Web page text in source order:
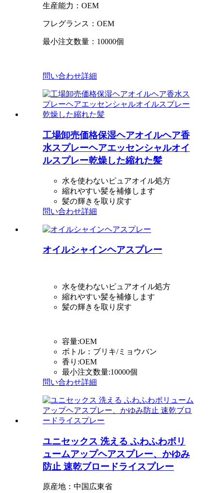
生産能力：OEM
フレグランス：OEM
最小注文数量：10000個
問い合わせ詳細
工場卸売価格保湿ヘアオイルヘア香
水スプレーヘアエッセンシャルオイ
ルスプレー乾燥した縮れた髪
水を使わないピュアオイル処方
縮れやすい髪を補修します
髪の輝きを取り戻す
問い合わせ詳細
オイルシャインヘアスプレー
水を使わないピュアオイル処方
縮れやすい髪を補修します
髪の輝きを取り戻す
容量:OEM
ボトル：ブリキ/ミョウバン
香り:OEM
最小注文数量:10000個
問い合わせ詳細
ユニセックス 洗える ふわふわボリ
ュームアップヘアスプレー、かゆみ
防止 速乾ブロードライスプレー
原産地：中国広東省